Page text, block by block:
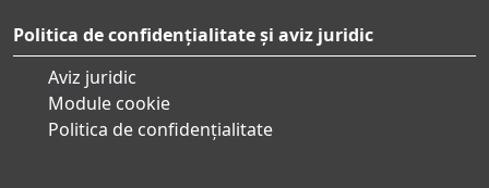
Politica de confidențialitate și aviz juridic
Aviz juridic
Module cookie
Politica de confidențialitate